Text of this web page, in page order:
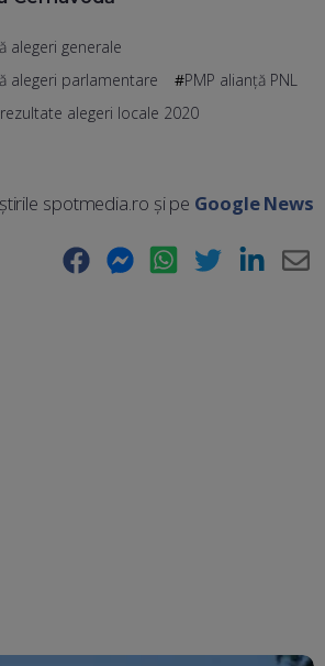
alegeri generale
alegeri parlamentare
PMP alianță PNL
rezultate alegeri locale 2020
spotmedia.ro și pe Google News
Facebook Messenger WhatsApp Twitter LinkedIn